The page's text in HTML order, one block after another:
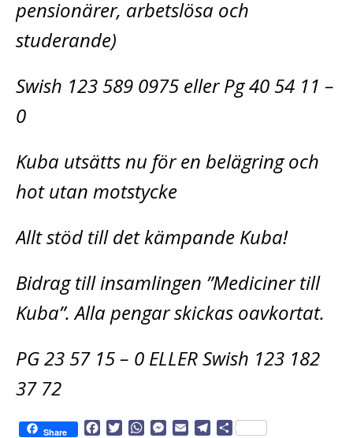
pensionärer, arbetslösa och
studerande)
Swish 123 589 0975 eller Pg 40 54 11 –
0
Kuba utsätts nu för en belägring och
hot utan motstycke
Allt stöd till det kämpande Kuba!
Bidrag till insamlingen ”Mediciner till
Kuba”. Alla pengar skickas oavkortat.
PG 23 57 15 – 0 ELLER Swish 123 182
37 72
Share
T
W
M
T
D